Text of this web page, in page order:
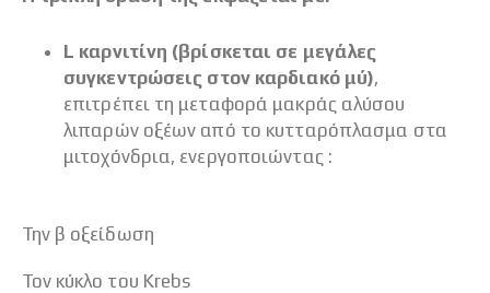
L καρνιτίνη (βρίσκεται σε μεγάλες
συγκεντρώσεις στον καρδιακό μύ),
επιτρέπει τη μεταφορά μακράς αλύσου
λιπαρών οξέων από το κυτταρόπλασμα στα
μιτοχόνδρια, ενεργοποιώντας :
Την β οξείδωση
Τον κύκλο του Krebs